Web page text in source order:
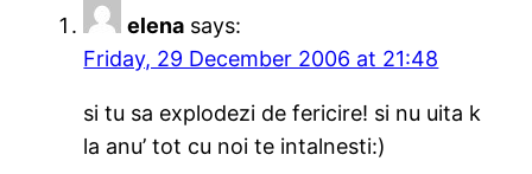
elena says:
Friday, 29 December 2006 at 21:48
si tu sa explodezi de fericire! si nu uita k
la anu’ tot cu noi te intalnesti:)